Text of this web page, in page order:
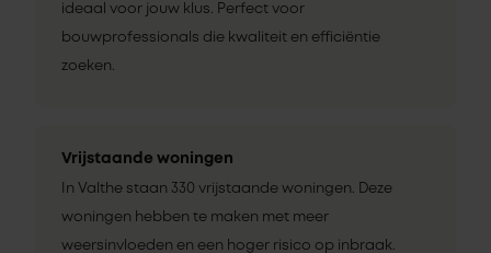
ideaal voor jouw klus. Perfect voor
bouwprofessionals die kwaliteit en efficiëntie
zoeken.
Vrijstaande woningen
In Valthe staan 330 vrijstaande woningen. Deze
woningen hebben te maken met meer
weersinvloeden en een hoger risico op inbraak.